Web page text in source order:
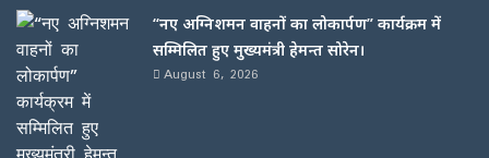
“नए अग्निशमन वाहनों का लोकार्पण” कार्यक्रम में
सम्मिलित हुए मुख्यमंत्री हेमन्त सोरेन।
August 6, 2026